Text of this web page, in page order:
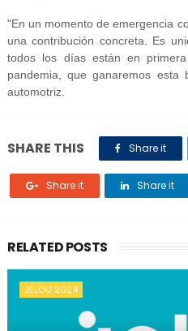
"En un momento de emergencia
una contribución concreta. Es
todos los días están en
pandemia, que ganaremos esta
automotriz.
SHARE THIS Share it
Share it Share it
RELATED POSTS
JELOU 2024